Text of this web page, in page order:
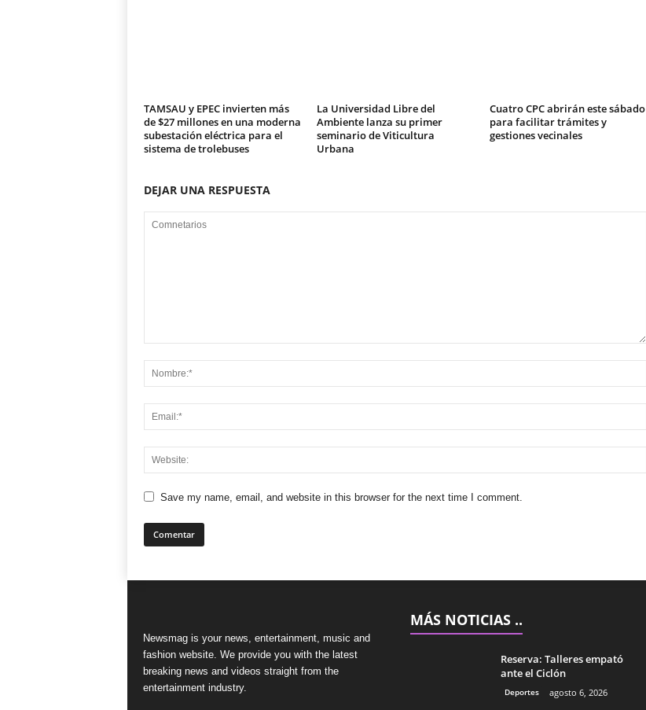
TAMSAU y EPEC invierten más
de $27 millones en una moderna
subestación eléctrica para el
sistema de trolebuses
La Universidad Libre del
Ambiente lanza su primer
seminario de Viticultura
Urbana
Cuatro CPC abrirán este sábado
para facilitar trámites y
gestiones vecinales
DEJAR UNA RESPUESTA
Save my name, email, and website in this browser for the next time I comment.
Newsmag is your news, entertainment, music and
fashion website. We provide you with the latest
breaking news and videos straight from the
entertainment industry.
MÁS NOTICIAS ..
Reserva: Talleres empató
ante el Ciclón
Deportes agosto 6, 2026